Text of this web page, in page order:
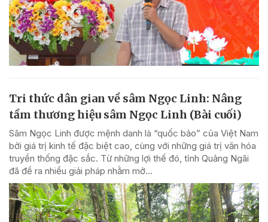
Tri thức dân gian về sâm Ngọc Linh: Nâng
tầm thương hiệu sâm Ngọc Linh (Bài cuối)
Sâm Ngọc Linh được mệnh danh là “quốc bảo” của Việt Nam
bởi giá trị kinh tế đặc biệt cao, cùng với những giá trị văn hóa
truyền thống đặc sắc. Từ những lợi thế đó, tỉnh Quảng Ngãi
đã đề ra nhiều giải pháp nhằm mở...